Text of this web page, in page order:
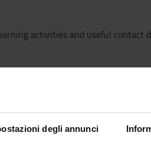
degli annunci
activities and useful